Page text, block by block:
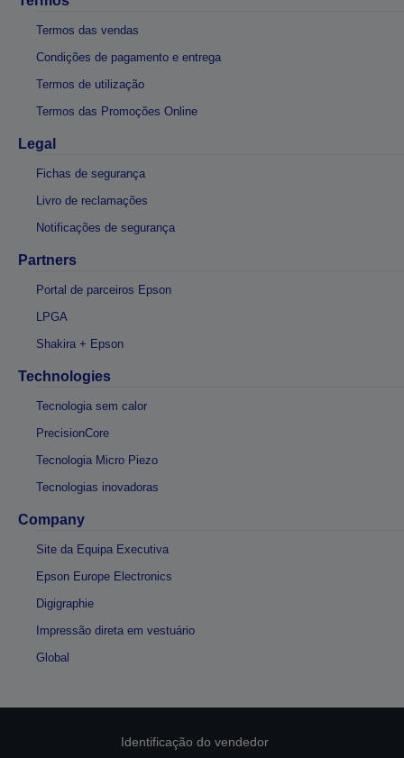
Termos das vendas
Condições de pagamento e entrega
Termos de utilização
Termos das Promoções Online
Legal
Fichas de segurança
Livro de reclamações
Notificações de segurança
Partners
Portal de parceiros Epson
LPGA
Shakira + Epson
Technologies
Tecnologia sem calor
PrecisionCore
Tecnologia Micro Piezo
Tecnologias inovadoras
Company
Site da Equipa Executiva
Epson Europe Electronics
Digigraphie
Impressão direta em vestuário
Global
Identificação do vendedor